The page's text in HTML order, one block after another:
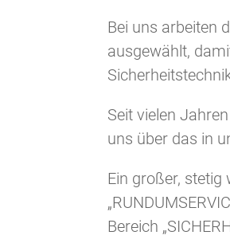
Bei uns arbeiten
ausgewählt,
Seit vielen
uns über das in
Ein großer,
Bereich